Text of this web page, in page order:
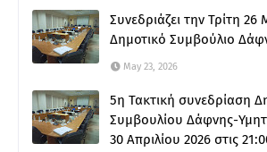
Συνεδριάζει την Τρίτη 26
Δημοτικό Συμβούλιο
May 23, 2026
5η Τακτική συνεδρίαση
Συμβουλίου Δάφνης-
30 Απριλίου 2026 στις